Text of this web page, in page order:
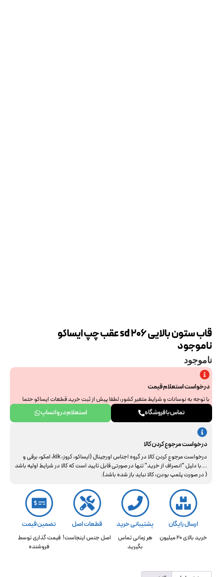
قاب ستون بالایی 206 sd عقب چپ ایساکو
ناموجود
ناموجود
درخواست استعلام قیمت
با توجه به نوسانات و شرایط متغیر کشور، لطفا پیش از ثبت خرید قطعات ایساکو حتما
جهت استعلام نهایی با ما هماهنگ فرمایید. از همراهی و درک شما سپاسگزاریم.
تماس با فروشگاه استعلام در واتساپ
درخواست مرجوع کردن کالا
درخواست مرجوع کردن کالا در گروه اجناس اورجینال (ایساکو، کروز، kik، امکو، برقی و
....با دلیل "انصراف از خرید" تنها در صورتی قابل تایید است که کالا در شرایط اولیه باشد
( در صورت پلمپ بودن، کالا نباید باز شده باشد).
ارسال رایگان
خرید بالای 20 میلیون
پشتیبانی خرید
هر زمانی تماس
بگیرید
قطعات اصل
اصل جنس اینجاست!
تضمین قیمت
قیمت گذاری توسط
فروشنده